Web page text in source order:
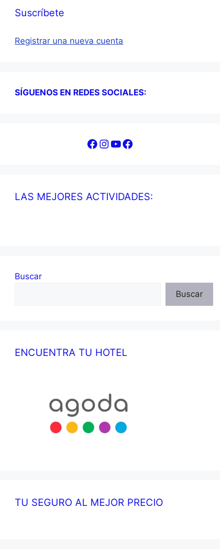
Suscríbete
Registrar una nueva cuenta
SÍGUENOS EN REDES SOCIALES:
Facebook
Instagram
YouTube
Facebook
LAS MEJORES ACTIVIDADES:
Buscar
Buscar
ENCUENTRA TU HOTEL
TU SEGURO AL MEJOR PRECIO